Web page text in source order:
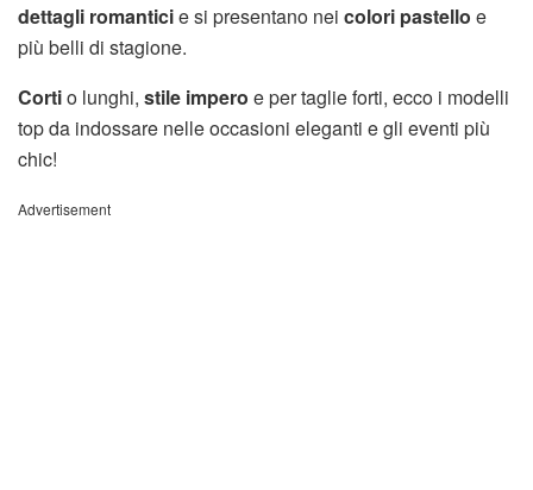
dettagli romanticie si presentano nei colori pastello e
più belli di stagione.
Cortio lunghi, stile impero e per taglie forti, ecco i modelli
top da indossare nelle occasioni eleganti e gli eventi più
chic!
Advertisement